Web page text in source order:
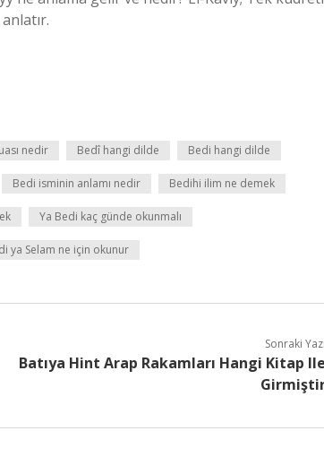
nedir Bedî hangi dilde Bedi hangi dilde
Bedi isminin anlamı nedir Bedihi ilim ne demek
Ya Bedi kaç günde okunmalı
ya Selam ne için okunur
Sonraki
Batıya Hint Arap Rakamları Hangi Kitap